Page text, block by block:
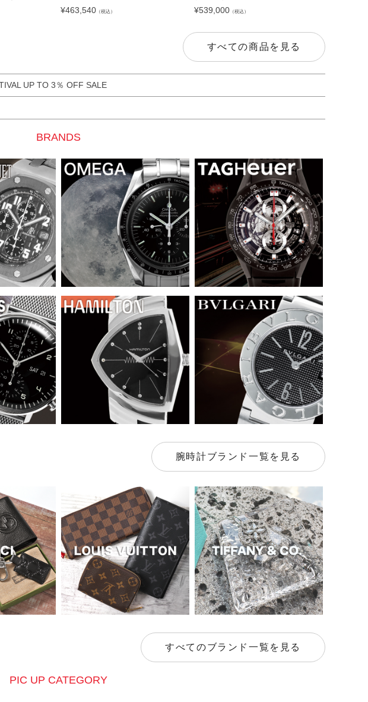
¥463,540 （税込）
¥539,000 （税込）
すべての商品を見る
UP TO 3％ OFF SALE
BRANDS
腕時計ブランド一覧を見る
すべてのブランド一覧を見る
PIC UP CATEGORY